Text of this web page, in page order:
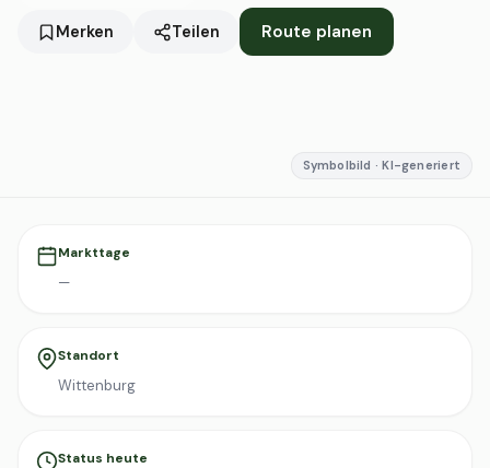
Merken Teilen Route planen
Symbolbild · KI-generiert
Markttage
—
Standort
Wittenburg
Status heute